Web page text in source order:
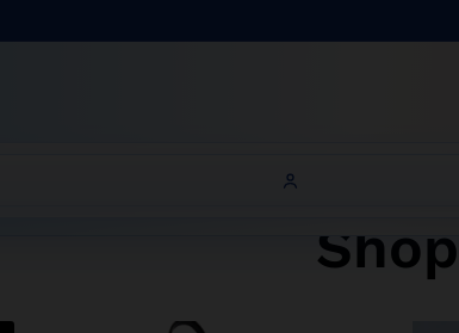
Shop